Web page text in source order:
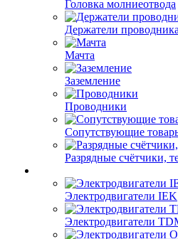
Головка молниеотвода
Держатели проводника
Мачта
Заземление
Проводники
Сопутствующие
Разрядные счётчики,
Электродвигатели IEK
Электродвигатели